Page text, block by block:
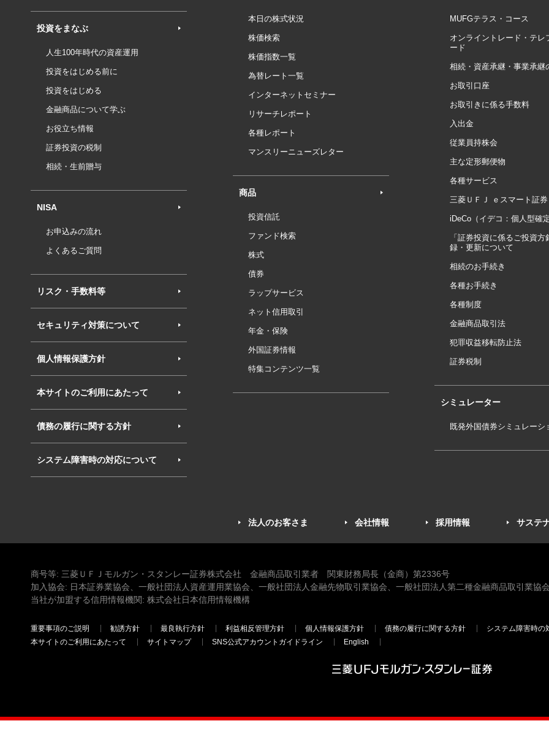
投資をまなぶ
人生100年時代の資産運用
投資をはじめる前に
投資をはじめる
金融商品について学ぶ
お役立ち情報
証券投資の税制
相続・生前贈与
NISA
お申込みの流れ
よくあるご質問
リスク・手数料等
セキュリティ対策について
個人情報保護方針
本サイトのご利用にあたって
債務の履行に関する方針
システム障害時の対応について
本日の株式状況
株価検索
株価指数一覧
為替レート一覧
インターネットセミナー
リサーチレポート
各種レポート
マンスリーニューズレター
商品
投資信託
ファンド検索
株式
債券
ラップサービス
ネット信用取引
年金・保険
外国証券情報
特集コンテンツ一覧
MUFGテラス・コース
オンライントレード・テレ
ード
相続・資産承継・事業承継
お取引口座
お取引きに係る手数料
入出金
従業員持株会
主な定形郵便物
各種サービス
三菱ＵＦＪ ｅスマート証券
iDeCo（イデコ：個人型確
「証券投資に係るご投資方
録・更新について
相続のお手続き
各種お手続き
各種制度
金融商品取引法
犯罪収益移転防止法
証券税制
シミュレーター
既発外国債券シミュレーシ
法人のお客さま 会社情報 採用情報 サステ
商号等: 三菱ＵＦＪモルガン・スタンレー証券株式会社 金融商品取引業者 関東財務局長（金商）第2336号
加入協会: 日本証券業協会、一般社団法人資産運用業協会、一般社団法人金融先物取引業協会、一般社団法人第二種金融商品取引業協
当社が加盟する信用情報機関: 株式会社日本信用情報機構
重要事項のご説明 勧誘方針 最良執行方針 利益相反管理方針 個人情報保護方針 債務の履行に関する方針 システム障害時の
本サイトのご利用にあたって
サイトマップ SNS公式アカウントガイドライン English
三菱ＵＦＪモルガン・スタンレー証